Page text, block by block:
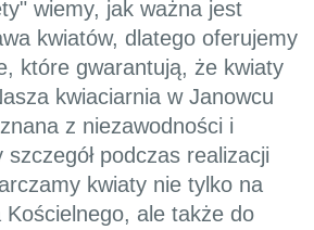
wiemy, jak ważna jest
kwiatów, dlatego oferujemy
które gwarantują, że kwiaty
kwiaciarnia w Janowcu
z niezawodności i
szczegół podczas realizacji
kwiaty nie tylko na
ale także do